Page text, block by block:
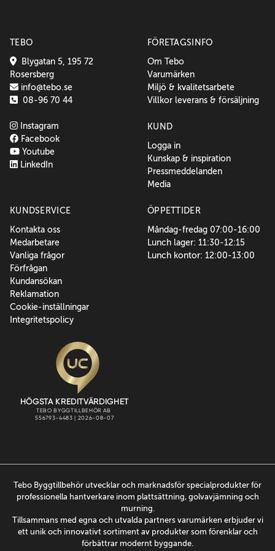
TEBO
Blygatan 5, 195 72
Rosersberg
info@tebo.se
08-96 70 44
Instagram
Facebook
Youtube
LinkedIn
FÖRETAGSINFO
Om Tebo
Varumärken
Miljö & kvalitetsarbete
Villkor leverans & försäljning
KUND
Logga in
Kunskap & inspiration
Pressmeddelanden
Media
KUNDSERVICE
Kontakta oss
Medarbetare
Vanliga frågor
Förfrågan
Kundansökan
Reklamation
Cookie-inställningar
Integritetspolicy
ÖPPETTIDER
Måndag-fredag 07:00-16:00
Lunch lager: 11:30-12:15
Lunch kontor: 12:00-13:00
Tebo Byggtillbehör utvecklar och marknadsför specialprodukter för
professionella hantverkare inom plattsättning, golvavjämning och
murning.
Tillsammans med egna och utvalda partners varumärken erbjuder vi
ett unik och innovativt sortiment av produkter som förenklar och
förbättrar modernt byggande.